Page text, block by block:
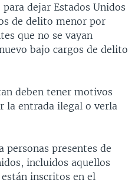
dejar Estados Unidos
de delito menor por
que no se vayan
bajo cargos de delito
deben tener motivos
la entrada ilegal o verla
personas presentes de
incluidos aquellos
inscritos en el